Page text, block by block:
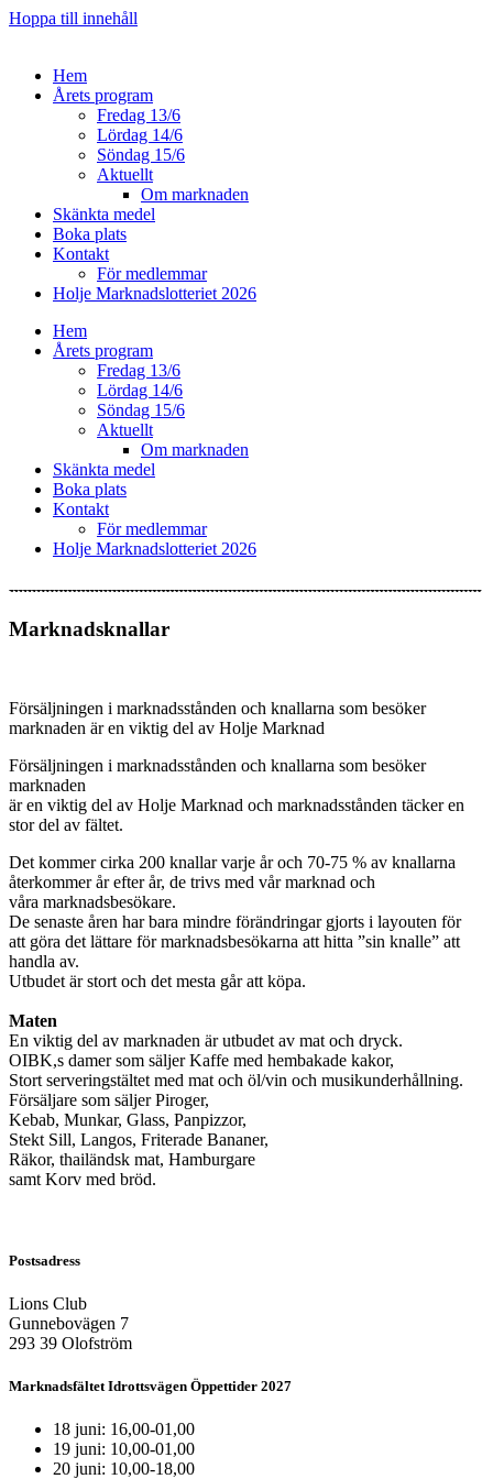
Hoppa till innehåll
Hem
Årets program
Fredag 13/6
Lördag 14/6
Söndag 15/6
Aktuellt
Om marknaden
Skänkta medel
Boka plats
Kontakt
För medlemmar
Holje Marknadslotteriet 2026
Hem
Årets program
Fredag 13/6
Lördag 14/6
Söndag 15/6
Aktuellt
Om marknaden
Skänkta medel
Boka plats
Kontakt
För medlemmar
Holje Marknadslotteriet 2026
Marknadsknallar
Försäljningen i marknadsstånden och knallarna som besöker
marknaden är en viktig del av Holje Marknad
Försäljningen i marknadsstånden och knallarna som besöker
marknaden
är en viktig del av Holje Marknad och marknadsstånden täcker en
stor del av fältet.
Det kommer cirka 200 knallar varje år och 70-75 % av knallarna
återkommer år efter år, de trivs med vår marknad och
våra marknadsbesökare.
De senaste åren har bara mindre förändringar gjorts i layouten för
att göra det lättare för marknadsbesökarna att hitta ”sin knalle” att
handla av.
Utbudet är stort och det mesta går att köpa.
Maten
En viktig del av marknaden är utbudet av mat och dryck.
OIBK,s damer som säljer Kaffe med hembakade kakor,
Stort serveringstältet med mat och öl/vin och musikunderhållning.
Försäljare som säljer Piroger,
Kebab, Munkar, Glass, Panpizzor,
Stekt Sill, Langos, Friterade Bananer,
Räkor, thailändsk mat, Hamburgare
samt Korv med bröd.
Postsadress
Lions Club
Gunnebovägen 7
293 39 Olofström
Marknadsfältet Idrottsvägen Öppettider 2027
18 juni: 16,00-01,00
19 juni: 10,00-01,00
20 juni: 10,00-18,00